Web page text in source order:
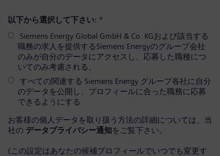
以下から選択して下さい: *
Siemens Energy Global GmbH & Co. KGおよび該当する
職務の求人を提供するSiemens Energyのグループ会社
のみが自分のデータにアクセスし、応募した職種につ
いてのみ考慮される。
すべての関連する Siemens Energy グループ各社に自分
のデータを公開し、プロフィールに合った職務に応募
できるようにする
お客様の個人データを取り扱う方法の詳細については、当
社の データプライバシー通知をご覧下さい。
(この設定はあなたの候補プロフィールでいつでも変更す